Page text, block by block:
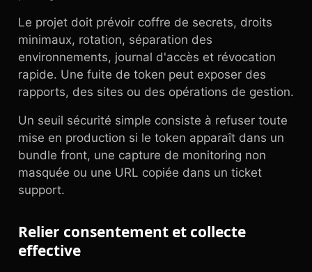
Le projet doit prévoir coffre de secrets, droits
minimaux, rotation, séparation des
environnements, journal d'accès et révocation
rapide. Une fuite de token peut exposer des
rapports, des sites ou des opérations de gestion.
Un seuil sécurité simple consiste à refuser toute
mise en production si le token apparaît dans un
bundle front, une capture de monitoring non
masquée ou une URL copiée dans un ticket
support.
Relier consentement et collecte
effective